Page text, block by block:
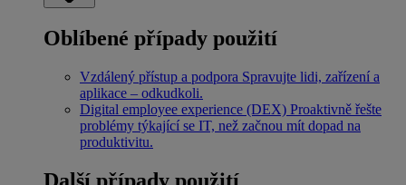
Oblíbené případy použití
Vzdálený přístup a podpora Spravujte lidi, zařízení a
aplikace – odkudkoli.
Digital employee experience (DEX) Proaktivně řešte
problémy týkající se IT, než začnou mít dopad na
produktivitu.